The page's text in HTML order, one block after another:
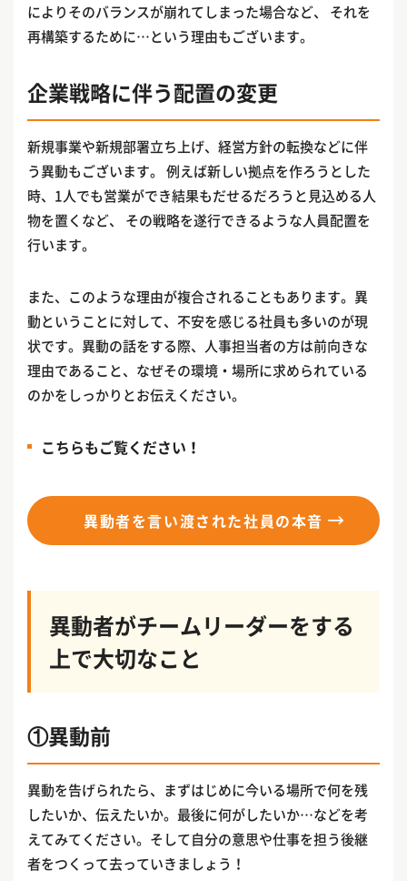
によりそのバランスが崩れてしまった場合など、 それを
再構築するために…という理由もございます。
企業戦略に伴う配置の変更
新規事業や新規部署立ち上げ、経営方針の転換などに伴
う異動もございます。 例えば新しい拠点を作ろうとした
時、1人でも営業ができ結果もだせるだろうと見込める人
物を置くなど、 その戦略を遂行できるような人員配置を
行います。
また、このような理由が複合されることもあります。異
動ということに対して、不安を感じる社員も多いのが現
状です。異動の話をする際、人事担当者の方は前向きな
理由であること、なぜその環境・場所に求められている
のかをしっかりとお伝えください。
こちらもご覧ください！
異動者を言い渡された社員の本音
異動者がチームリーダーをする
上で大切なこと
①異動前
異動を告げられたら、まずはじめに今いる場所で何を残
したいか、伝えたいか。最後に何がしたいか…などを考
えてみてください。そして自分の意思や仕事を担う後継
者をつくって去っていきましょう！